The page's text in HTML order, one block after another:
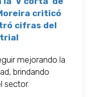
criticó
cifras del
mejorando la
brindando
sector.